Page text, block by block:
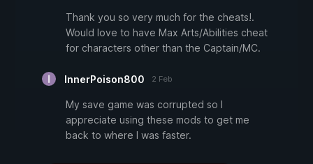
Thank you so very much for the cheats!.
Would love to have Max Arts/Abilities cheat
for characters other than the Captain/MC.
InnerPoison800 2 Feb
My save game was corrupted so I
appreciate using these mods to get me
back to where I was faster.